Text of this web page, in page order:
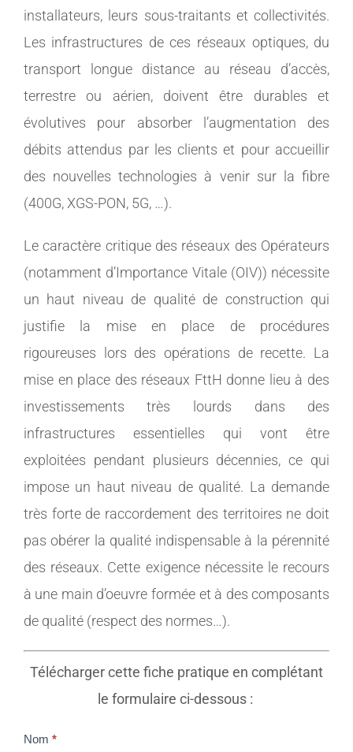
installateurs, leurs sous-traitants et collectivités.
Les infrastructures de ces réseaux optiques, du
transport longue distance au réseau d’accès,
terrestre ou aérien, doivent être durables et
évolutives pour absorber l’augmentation des
débits attendus par les clients et pour accueillir
des nouvelles technologies à venir sur la fibre
(400G, XGS-PON, 5G, …).
Le caractère critique des réseaux des Opérateurs
(notamment d’Importance Vitale (OIV)) nécessite
un haut niveau de qualité de construction qui
justifie la mise en place de procédures
rigoureuses lors des opérations de recette. La
mise en place des réseaux FttH donne lieu à des
investissements très lourds dans des
infrastructures essentielles qui vont être
exploitées pendant plusieurs décennies, ce qui
impose un haut niveau de qualité. La demande
très forte de raccordement des territoires ne doit
pas obérer la qualité indispensable à la pérennité
des réseaux. Cette exigence nécessite le recours
à une main d’oeuvre formée et à des composants
de qualité (respect des normes…).
Télécharger cette fiche pratique en complétant
le formulaire ci-dessous :
Fiche
Nom *